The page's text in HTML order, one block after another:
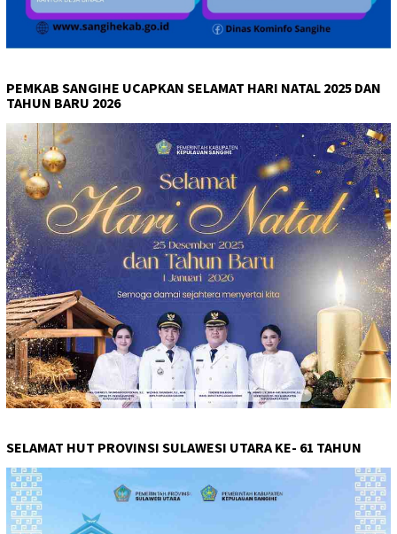
PEMKAB SANGIHE UCAPKAN SELAMAT HARI NATAL 2025 DAN
TAHUN BARU 2026
SELAMAT HUT PROVINSI SULAWESI UTARA KE- 61 TAHUN